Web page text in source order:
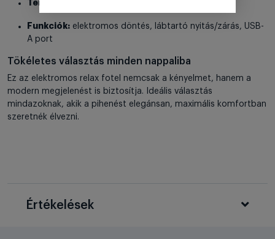
Terhelhetőség:
Funkciók: elektromos döntés, lábtartó nyitás/zárás, USB-
A port
Tökéletes választás minden nappaliba
Ez az elektromos relax fotel nemcsak a kényelmet, hanem a
modern megjelenést is biztosítja. Ideális választás
mindazoknak, akik a pihenést elegánsan, maximális komfortban
szeretnék élvezni.
Értékelések